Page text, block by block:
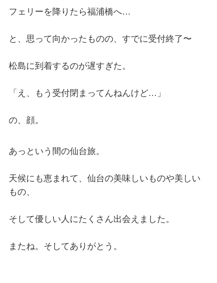
フェリーを降りたら福浦橋へ…
と、思って向かったものの、すでに受付終了〜
松島に到着するのが遅すぎた。
「え、もう受付閉まってんねんけど…」
の、顔。
あっという間の仙台旅。
天候にも恵まれて、仙台の美味しいものや美しい
もの、
そして優しい人にたくさん出会えました。
またね。そしてありがとう。